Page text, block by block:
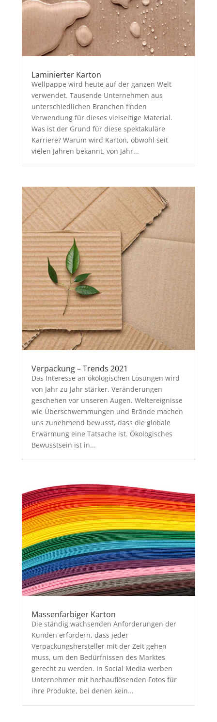
Laminierter Karton
Wellpappe wird heute auf der ganzen Welt
verwendet. Tausende Unternehmen aus
unterschiedlichen Branchen finden
Verwendung für dieses vielseitige Material.
Was ist der Grund für diese spektakuläre
Karriere? Warum wird Karton, obwohl seit
vielen Jahren bekannt, von Jahr...
Verpackung – Trends 2021
Das Interesse an ökologischen Lösungen wird
von Jahr zu Jahr stärker. Veränderungen
geschehen vor unseren Augen. Weltereignisse
wie Überschwemmungen und Brände machen
uns zunehmend bewusst, dass die globale
Erwärmung eine Tatsache ist. Ökologisches
Bewusstsein ist in...
Massenfarbiger Karton
Die ständig wachsenden Anforderungen der
Kunden erfordern, dass jeder
Verpackungshersteller mit der Zeit gehen
muss, um den Bedürfnissen des Marktes
gerecht zu werden. In Social Media werben
Unternehmer mit hochauflösenden Fotos für
ihre Produkte, bei denen kein...